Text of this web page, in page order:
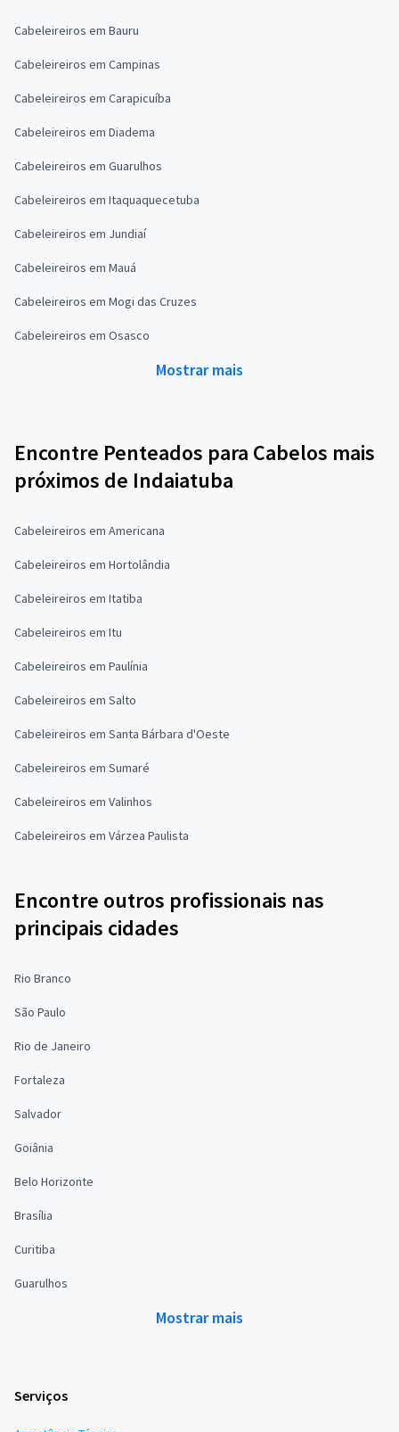
Cabeleireiros em Bauru
Cabeleireiros em Campinas
Cabeleireiros em Carapicuíba
Cabeleireiros em Diadema
Cabeleireiros em Guarulhos
Cabeleireiros em Itaquaquecetuba
Cabeleireiros em Jundiaí
Cabeleireiros em Mauá
Cabeleireiros em Mogi das Cruzes
Cabeleireiros em Osasco
Mostrar mais
Encontre Penteados para Cabelos mais
próximos de Indaiatuba
Cabeleireiros em Americana
Cabeleireiros em Hortolândia
Cabeleireiros em Itatiba
Cabeleireiros em Itu
Cabeleireiros em Paulínia
Cabeleireiros em Salto
Cabeleireiros em Santa Bárbara d'Oeste
Cabeleireiros em Sumaré
Cabeleireiros em Valinhos
Cabeleireiros em Várzea Paulista
Encontre outros profissionais nas
principais cidades
Rio Branco
São Paulo
Rio de Janeiro
Fortaleza
Salvador
Goiânia
Belo Horizonte
Brasília
Curitiba
Guarulhos
Mostrar mais
Serviços